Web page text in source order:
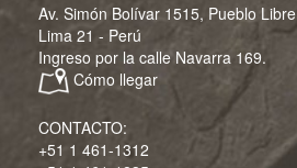
Av. Simón Bolívar 1515, Pueblo Libre
Lima 21 - Perú
Ingreso por la calle Navarra 169.
Cómo llegar
CONTACTO:
+51 1 461-1312